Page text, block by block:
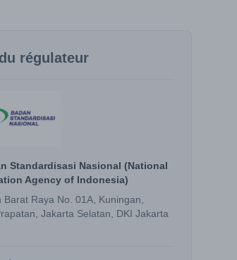
régulateur
Standardisasi Nasional (National
Agency of Indonesia)
Barat Raya No. 01A, Kuningan,
Jakarta Selatan, DKI Jakarta